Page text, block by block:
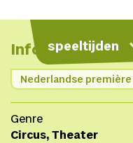
speeltijden
kaart
Info
Nederlandse première
Genre
Circus, Theater